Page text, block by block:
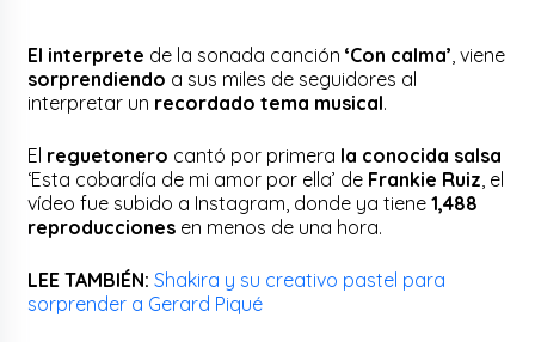
El interprete de la sonada canción‘Con calma’ , viene
sorprendiendo a sus miles de seguidores al
interpretar un recordado tema musical.
El reguetonero cantó por primera la conocida salsa
‘Esta cobardía de mi amor por ella’ de Frankie Ruiz , el
vídeo fue subido a Instagram, donde ya tiene1,488
reproducciones en menos de una hora.
LEE TAMBIÉN:Shakira y su creativo pastel para
sorprender a Gerard Piqué